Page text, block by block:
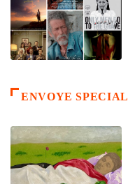
ENVOYE SPECIAL